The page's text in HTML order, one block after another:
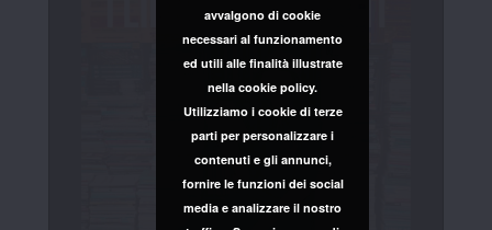
avvalgono di cookie
necessari al funzionamento
ed utili alle finalità illustrate
nella cookie policy.
Utilizziamo i cookie di terze
parti per personalizzare i
contenuti e gli annunci,
fornire le funzioni dei social
media e analizzare il nostro